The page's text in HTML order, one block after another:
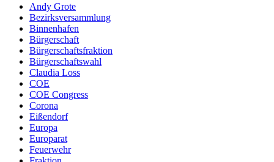
Andy Grote
Bezirksversammlung
Binnenhafen
Bürgerschaft
Bürgerschaftsfraktion
Bürgerschaftswahl
Claudia Loss
COE
COE Congress
Corona
Eißendorf
Europa
Europarat
Feuerwehr